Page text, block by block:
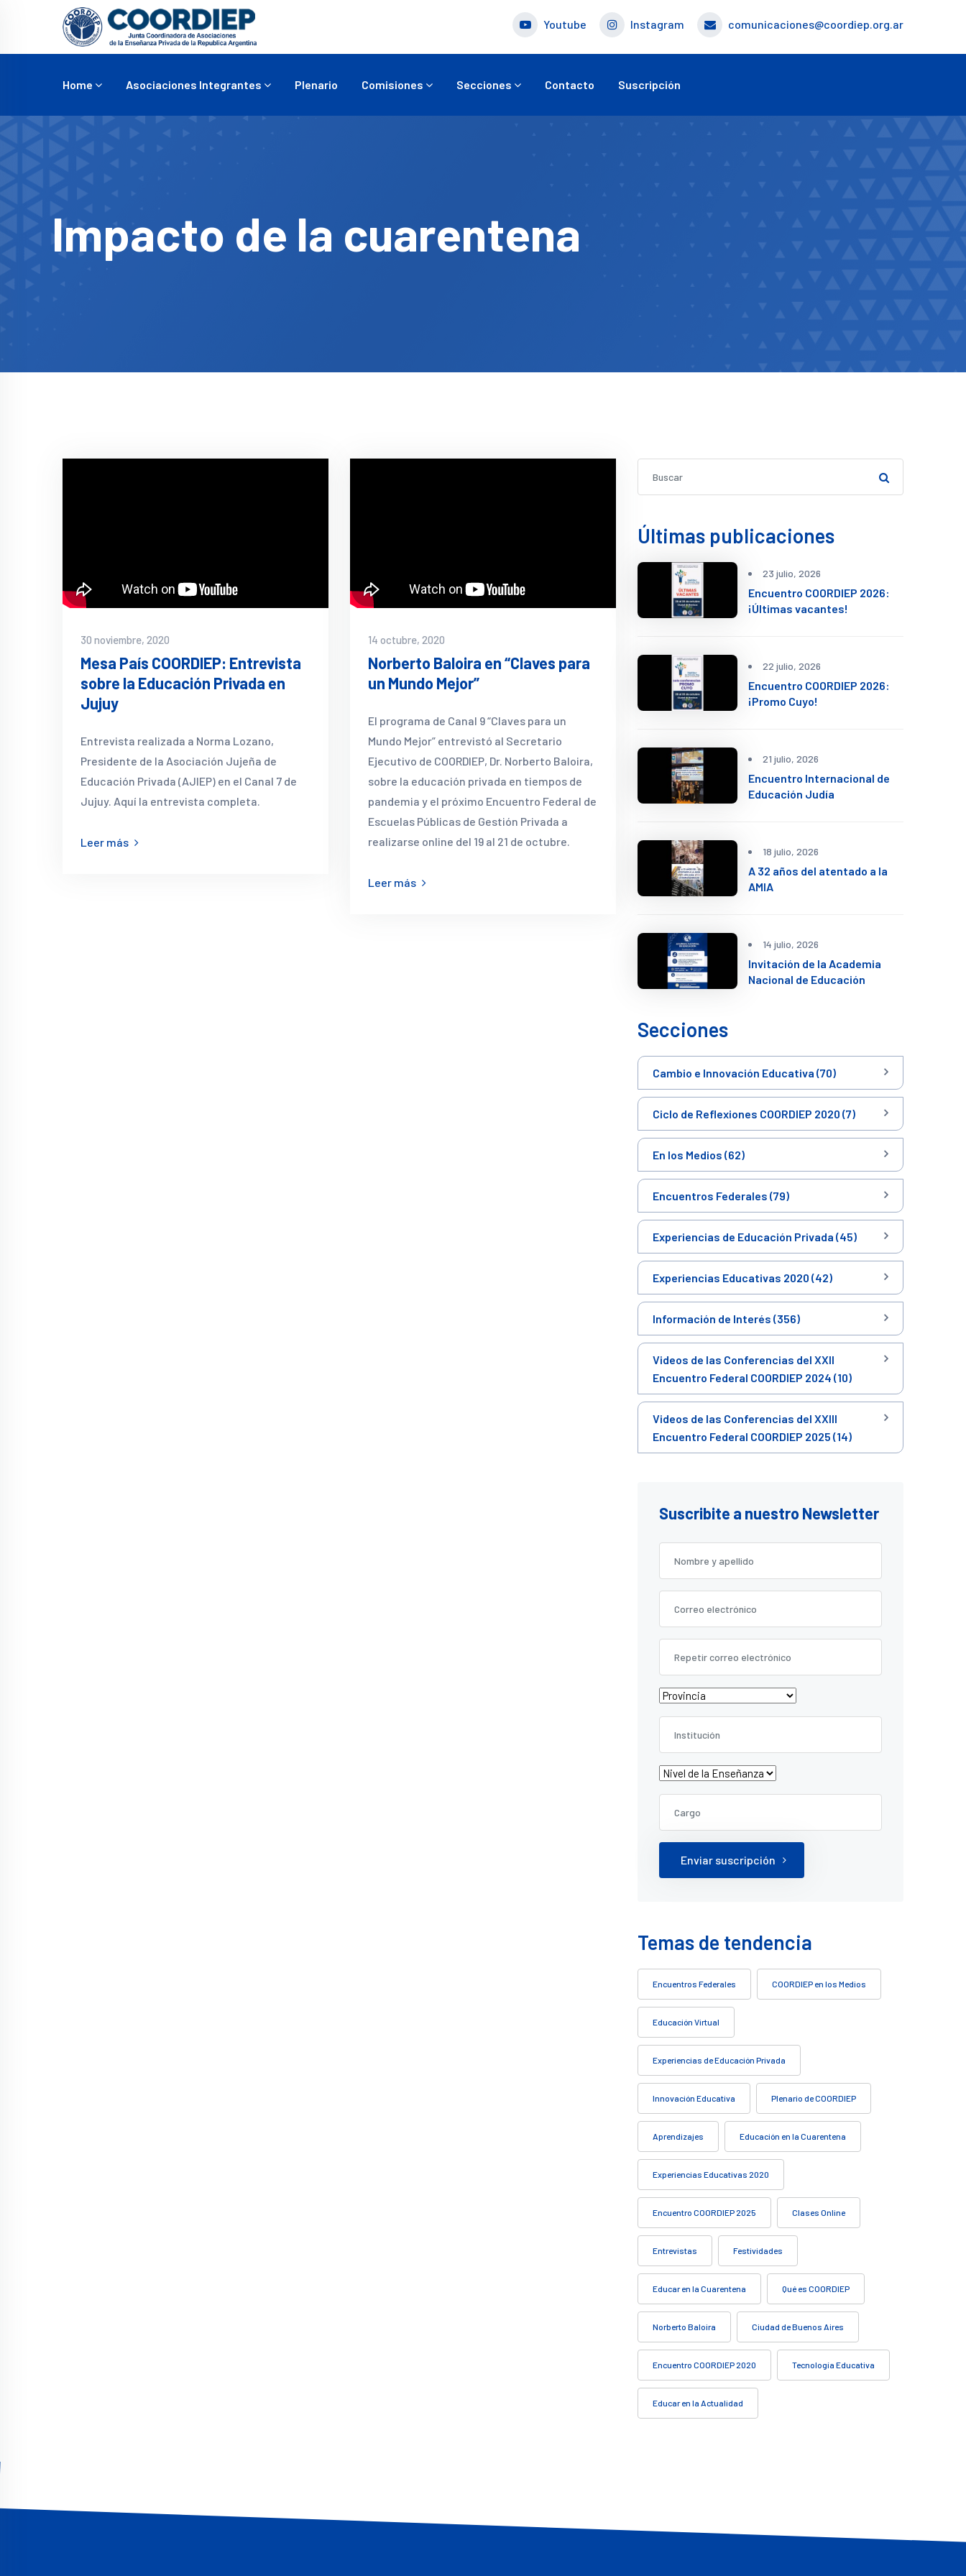
Youtube Instagram comunicaciones@coordiep.org.ar
Home Asociaciones Integrantes Plenario Comisiones Secciones Contacto Suscripción
Impacto de la cuarentena
30 noviembre, 2020
Mesa País COORDIEP: Entrevista
sobre la Educación Privada en
Jujuy
Entrevista realizada a Norma Lozano,
Presidente de la Asociación Jujeña de
Educación Privada (AJIEP) en el Canal 7 de
Jujuy. Aquí la entrevista completa.
Leer más
14 octubre, 2020
Norberto Baloira en “Claves para
un Mundo Mejor”
El programa de Canal 9 “Claves para un
Mundo Mejor” entrevistó al Secretario
Ejecutivo de COORDIEP, Dr. Norberto Baloira,
sobre la educación privada en tiempos de
pandemia y el próximo Encuentro Federal de
Escuelas Públicas de Gestión Privada a
realizarse online del 19 al 21 de octubre.
Leer más
Últimas publicaciones
23 julio, 2026
Encuentro COORDIEP 2026:
¡Últimas vacantes!
22 julio, 2026
Encuentro COORDIEP 2026:
¡Promo Cuyo!
21 julio, 2026
Encuentro Internacional de
Educación Judía
18 julio, 2026
A 32 años del atentado a la
AMIA
14 julio, 2026
Invitación de la Academia
Nacional de Educación
Secciones
Cambio e Innovación Educativa (70)
Ciclo de Reflexiones COORDIEP 2020 (7)
En los Medios (62)
Encuentros Federales (79)
Experiencias de Educación Privada (45)
Experiencias Educativas 2020 (42)
Información de Interés (356)
Videos de las Conferencias del XXII
Encuentro Federal COORDIEP 2024 (10)
Videos de las Conferencias del XXIII
Encuentro Federal COORDIEP 2025 (14)
Suscribite a nuestro Newsletter
Enviar suscripción
Temas de tendencia
Encuentros Federales COORDIEP en los Medios
Educación Virtual
Experiencias de Educación Privada
Innovación Educativa Plenario de COORDIEP
Aprendizajes Educación en la Cuarentena
Experiencias Educativas 2020
Encuentro COORDIEP 2025 Clases Online
Entrevistas Festividades
Educar en la Cuarentena Qué es COORDIEP
Norberto Baloira Ciudad de Buenos Aires
Encuentro COORDIEP 2020 Tecnología Educativa
Educar en la Actualidad